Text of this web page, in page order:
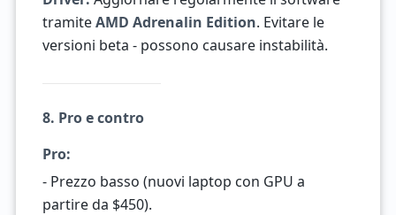
tramiteAMD Adrenalin Edition. Evitare le
versioni beta - possono causare instabilità.
8. Pro e contro
Pro:
- Prezzo basso (nuovi laptop con GPU a
partire da $450).